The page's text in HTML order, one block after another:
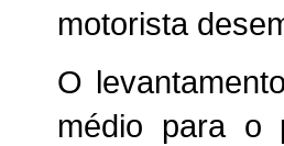
motorista
O
médio para o